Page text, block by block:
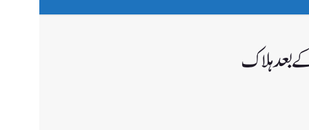
بعد ہلاک